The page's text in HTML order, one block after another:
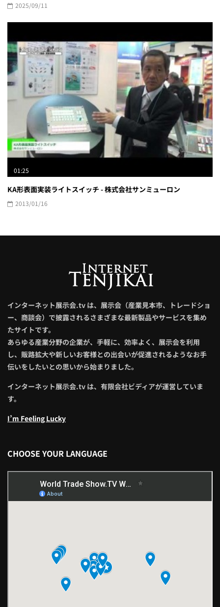
2025/09/11
01:25
KA形表面実装ライトスイッチ - 株式会社サンミューロン
2013/01/16
インターネット展示会.tv は、展示会（産業見本市、トレードショ
ー、商談会）で披露されるさまざまな最新製品やサービスを集め
たサイトです。
あらゆる産業分野の企業が、手軽に、効率よく、展示会を利用
し、販路拡大や新しいお客様との出会いが促進されるようなお手
伝いをしたいとの思いから始まりました。
インターネット展示会.tv は、有限会社ビディアが運営していま
す。
I’m Feeling Lucky
CHOOSE YOUR LANGUAGE